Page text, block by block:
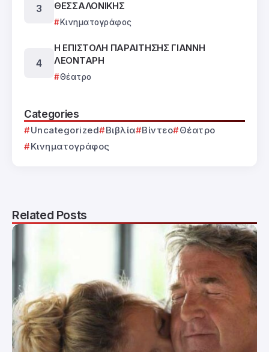
ΘΕΣΣΑΛΟΝΙΚΗΣ
Κινηματογράφος
Η ΕΠΙΣΤΟΛΗ ΠΑΡΑΙΤΗΣΗΣ ΓΙΑΝΝΗ
ΛΕΟΝΤΑΡΗ
Θέατρο
Categories
Uncategorized Βιβλία Βίντεο
Θέατρο
Κινηματογράφος
Related Posts